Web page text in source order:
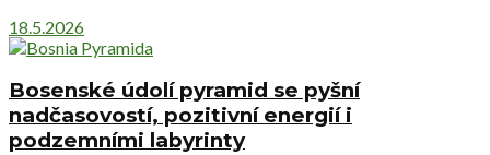
18.5.2026
Bosenské údolí pyramid se pyšní
nadčasovostí, pozitivní energií i
podzemními labyrinty